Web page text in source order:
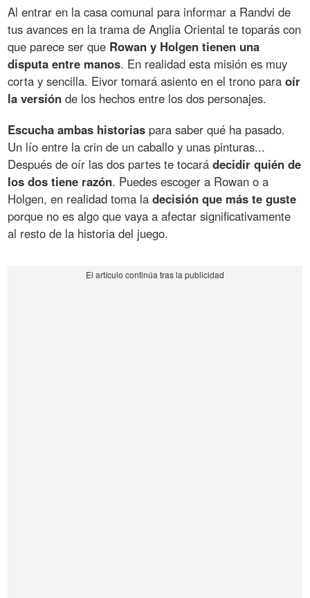
Al entrar en la casa comunal para informar a Randvi de
tus avances en la trama de Anglia Oriental te toparás con
que parece ser que Rowan y Holgen tienen una
disputa entre manos. En realidad esta misión es muy
corta y sencilla. Eivor tomará asiento en el trono paraoír
la versión de los hechos entre los dos personajes.
Escucha ambas historias para saber qué ha pasado.
Un lío entre la crin de un caballo y unas pinturas...
Después de oír las dos partes te tocarádecidir quién de
los dos tiene razón. Puedes escoger a Rowan o a
Holgen, en realidad toma ladecisión que más te guste
porque no es algo que vaya a afectar significativamente
al resto de la historia del juego.